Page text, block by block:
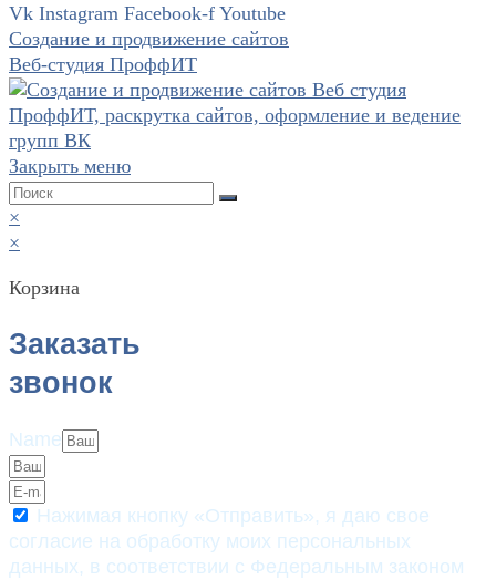
Vk Instagram Facebook-f Youtube
Создание и продвижение сайтов
Веб-студия ПроффИТ
Закрыть меню
×
×
Корзина
Заказать
звонок
Name
Нажимая кнопку «Отправить», я даю свое
согласие на обработку моих персональных
данных, в соответствии с Федеральным законом